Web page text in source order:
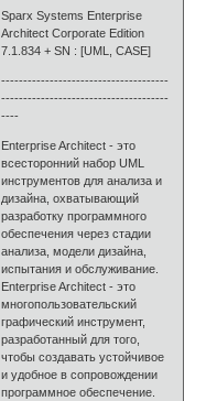
Sparx Systems Enterprise
Architect Corporate Edition
7.1.834 + SN : [UML, CASE]
--------------------------------------
--------------------------------------
----
Enterprise Architect - это
всесторонний набор UML
инструментов для анализа и
дизайна, охватывающий
разработку программного
обеспечения через стадии
анализа, модели дизайна,
испытания и обслуживание.
Enterprise Architect - это
многопользовательский
графический инструмент,
разработанный для того,
чтобы создавать устойчивое
и удобное в сопровождении
программное обеспечение.